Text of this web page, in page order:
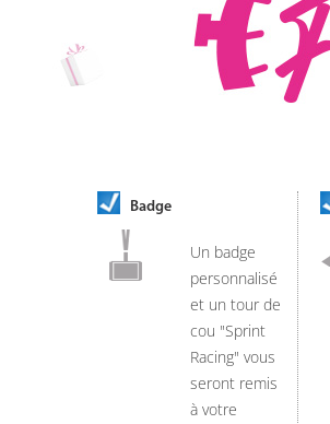
Badge
Un badge
personnalisé
et un tour de
cou "Sprint
Racing" vous
seront remis
à votre